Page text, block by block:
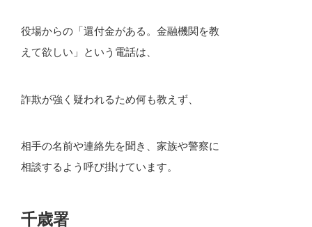
役場からの「還付金がある。金融機関を教
えて欲しい」という電話は、
詐欺が強く疑われるため何も教えず、
相手の名前や連絡先を聞き、家族や警察に
相談するよう呼び掛けています。
千歳署